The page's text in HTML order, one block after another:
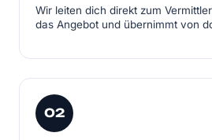
Wir leiten dich direkt zum
das Angebot und übernimmt von
02